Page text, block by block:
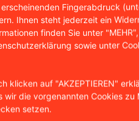
Fingerabdruck
Ihnen steht jederzeit ein
finden Sie unter
sowie unter
klicken auf "AKZEPTIEREN"
wir die vorgenannten Cookies
setzen.